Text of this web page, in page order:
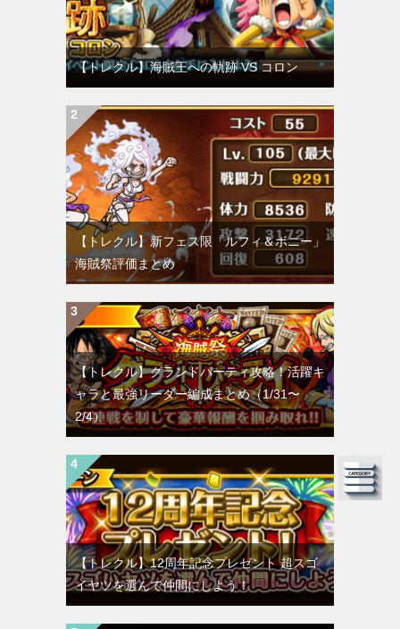
【トレクル】海賊王への軌跡 VS コロン
【トレクル】新フェス限「ルフィ＆ボニー」
海賊祭評価まとめ
【トレクル】グランドパーティ攻略！活躍キ
ャラと最強リーダー編成まとめ（1/31〜
2/4）
【トレクル】12周年記念プレゼント 超スゴ
イヤツを選んで仲間にしよう！